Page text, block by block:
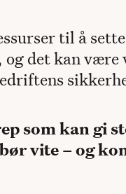
til å
det kan være
som kan gi
vite – og